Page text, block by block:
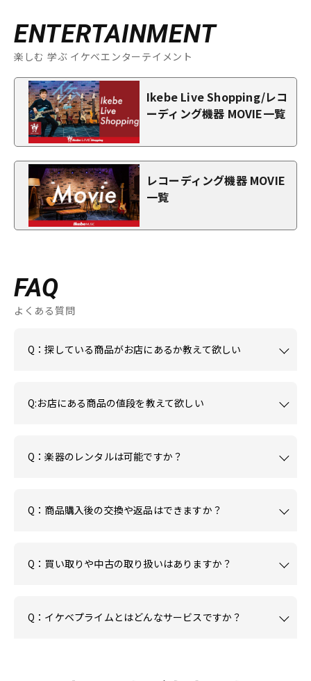
ENTERTAINMENT
楽しむ 学ぶ イケベエンターテイメント
Ikebe Live Shopping/レコ
ーディング機器 MOVIE一覧
レコーディング機器 MOVIE
一覧
FAQ
よくある質問
Q：探している商品がお店にあるか教えて欲しい
Q:お店にある商品の値段を教えて欲しい
Q：楽器のレンタルは可能ですか？
Q：商品購入後の交換や返品はできますか？
Q：買い取りや中古の取り扱いはありますか？
Q：イケベプライムとはどんなサービスですか？